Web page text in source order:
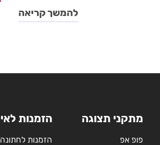
להמשך קריאה
מתקני תצוגה
פופ אפ
הזמנות
הזמנות לחתונה